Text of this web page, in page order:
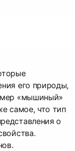
его природы,
«мышиный»
самое, что тип
о